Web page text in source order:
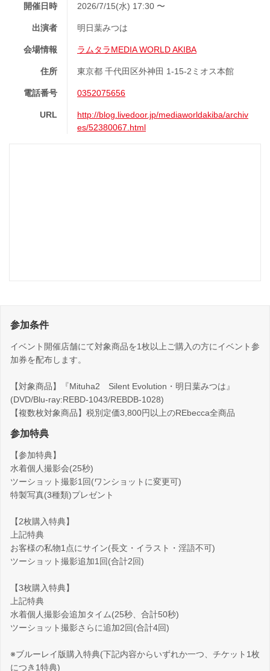
開催日時 2026/7/15(水) 17:30 〜
出演者 明日葉みつは
会場情報 ラムタラMEDIA WORLD AKIBA
住所 東京都 千代田区外神田 1-15-2ミオス本館
電話番号 0352075656
URL
http://blog.livedoor.jp/mediaworldakiba/archiv
es/52380067.html
参加条件
イベント開催店舗にて対象商品を1枚以上ご購入の方にイベント参
加券を配布します。
【対象商品】『Mituha2 Silent Evolution・明日葉みつは』
(DVD/Blu-ray:REBD-1043/REBDB-1028)
【複数枚対象商品】税別定価3,800円以上のREbecca全商品
参加特典
【参加特典】
水着個人撮影会(25秒)
ツーショット撮影1回(ワンショットに変更可)
特製写真(3種類)プレゼント
【2枚購入特典】
上記特典
お客様の私物1点にサイン(長文・イラスト・淫語不可)
ツーショット撮影追加1回(合計2回)
【3枚購入特典】
上記特典
水着個人撮影会追加タイム(25秒、合計50秒)
ツーショット撮影さらに追加2回(合計4回)
※ブルーレイ版購入特典(下記内容からいずれか一つ、チケット1枚
につき1特典)